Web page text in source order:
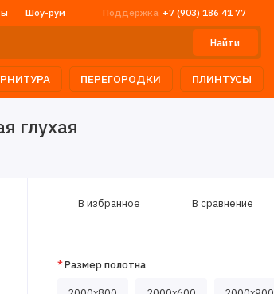
Шоу-рум Поддержка +7 (903) 186 41 77
Найти
ПЕРЕГОРОДКИ ПЛИНТУСЫ
глухая
В избранное В сравнение
Размер полотна